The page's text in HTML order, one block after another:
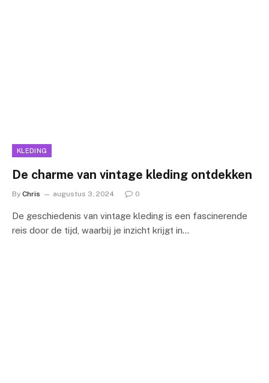
KLEDING
De charme van vintage kleding ontdekken
By Chris augustus 3, 2024 0
De geschiedenis van vintage kleding is een fascinerende
reis door de tijd, waarbij je inzicht krijgt in…